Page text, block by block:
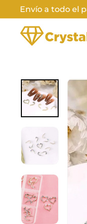
directamente
contenido
Diapositivas
pausa
Envío a todo el
C
R
T
A
L
A
I
L
S